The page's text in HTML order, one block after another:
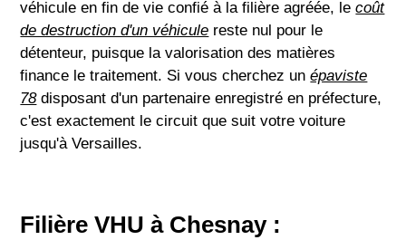
véhicule en fin de vie confié à la filière agréée, lecoût
de destruction d'un véhicule reste nul pour le
détenteur, puisque la valorisation des matières
finance le traitement. Si vous cherchez unépaviste
78disposant d'un partenaire enregistré en préfecture,
c'est exactement le circuit que suit votre voiture
jusqu'à Versailles.
Filière VHU à Chesnay :